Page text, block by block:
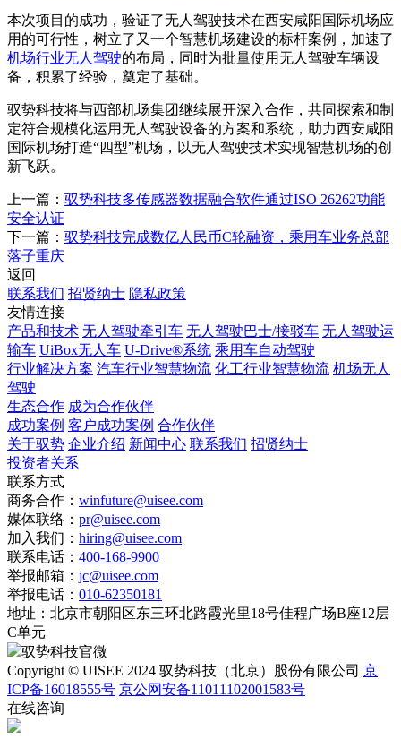
本次项目的成功，验证了无人驾驶技术在西安咸阳国际机场应
用的可行性，树立了又一个智慧机场建设的标杆案例，加速了
机场行业无人驾驶的布局，同时为批量使用无人驾驶车辆设
备，积累了经验，奠定了基础。
驭势科技将与西部机场集团继续展开深入合作，共同探索和制
定符合规模化运用无人驾驶设备的方案和系统，助力西安咸阳
国际机场打造“四型”机场，以无人驾驶技术实现智慧机场的创
新飞跃。
上一篇： 驭势科技多传感器数据融合软件通过ISO 26262功能
安全认证
下一篇： 驭势科技完成数亿人民币C轮融资，乘用车业务总部
落子重庆
返回
联系我们 招贤纳士 隐私政策
友情连接
产品和技术 无人驾驶牵引车 无人驾驶巴士/接驳车 无人驾驶运
输车 UiBox无人车 U-Drive®系统 乘用车自动驾驶
行业解决方案 汽车行业智慧物流 化工行业智慧物流 机场无人
驾驶
生态合作 成为合作伙伴
成功案例 客户成功案例 合作伙伴
关于驭势 企业介绍 新闻中心 联系我们 招贤纳士
投资者关系
联系方式
商务合作： winfuture@uisee.com
媒体联络： pr@uisee.com
加入我们： hiring@uisee.com
联系电话： 400-168-9900
举报邮箱： jc@uisee.com
举报电话： 010-62350181
地址： 北京市朝阳区东三环北路霞光里18号佳程广场B座12层
C单元
驭势科技官微
Copyright © UISEE 2024 驭势科技（北京）股份有限公司 京
ICP备16018555号 京公网安备11011102001583号
在线咨询